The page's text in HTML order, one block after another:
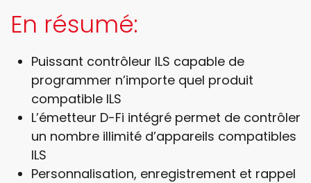
En résumé:
Puissant contrôleur ILS capable de
programmer n’importe quel produit
compatible ILS
L’émetteur D-Fi intégré permet de contrôler
un nombre illimité d’appareils compatibles
ILS
Personnalisation, enregistrement et rappel